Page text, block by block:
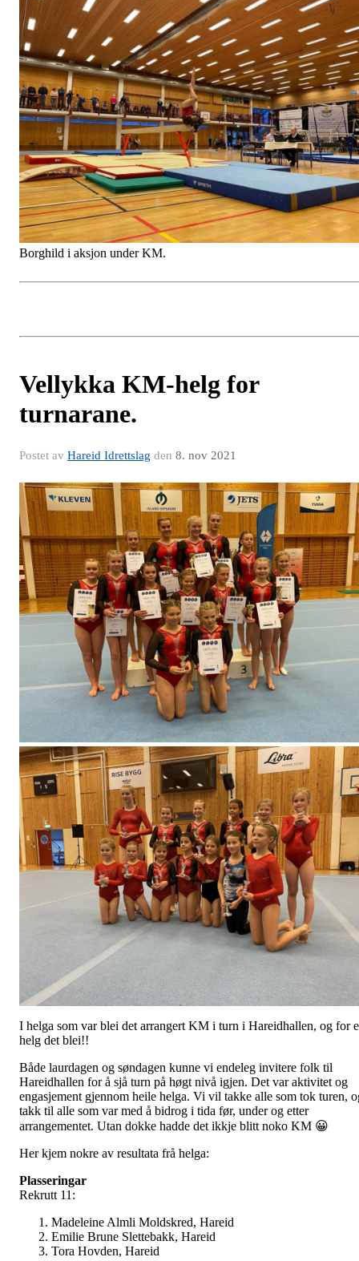
Borghild i aksjon under KM.
Vellykka KM-helg for
turnarane.
Postet av Hareid Idrettslag den 8. nov 2021
I helga som var blei det arrangert KM i turn i Hareidhallen, og for
helg det blei!!
Både laurdagen og søndagen kunne vi endeleg invitere folk til
Hareidhallen for å sjå turn på høgt nivå igjen. Det var aktivitet og
engasjement gjennom heile helga. Vi vil takke alle som tok turen,
takk til alle som var med å bidrog i tida før, under og etter
arrangementet. Utan dokke hadde det ikkje blitt noko KM 😀
Her kjem nokre av resultata frå helga:
Plasseringar
Rekrutt 11:
Madeleine Almli Moldskred, Hareid
Emilie Brune Slettebakk, Hareid
Tora Hovden, Hareid